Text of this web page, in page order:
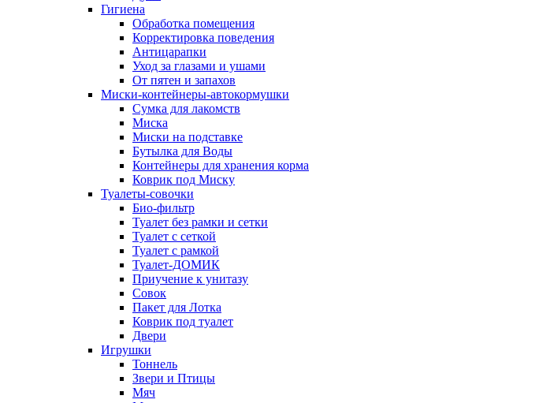
Гигиена
Обработка помещения
Корректировка поведения
Антицарапки
Уход за глазами и ушами
От пятен и запахов
Миски-контейнеры-автокормушки
Сумка для лакомств
Миска
Миски на подставке
Бутылка для Воды
Контейнеры для хранения корма
Коврик под Миску
Туалеты-совочки
Био-фильтр
Туалет без рамки и сетки
Туалет с сеткой
Туалет с рамкой
Туалет-ДОМИК
Приучение к унитазу
Совок
Пакет для Лотка
Коврик под туалет
Двери
Игрушки
Тоннель
Звери и Птицы
Мяч